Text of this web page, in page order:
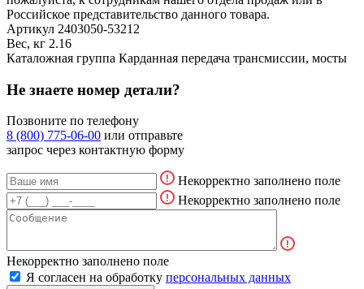
Российское представительство данного товара.
Артикул 2403050-53212
Вес, кг 2.16
Каталожная группа Карданная передача трансмиссии, мосты
Не знаете номер детали?
Позвоните по телефону
8 (800) 775-06-00 или отправьте
запрос через контактную форму
Некорректно заполнено поле
Некорректно заполнено поле
Некорректно заполнено поле
Я согласен на обработку персональных данных